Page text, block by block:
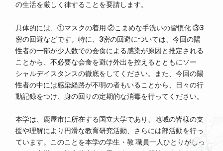
の生活を厳しく律することを要請します。
具体的には、①マスクの着用 ②こまめな手洗いの習慣化 ③3
密の回避などです。特に、3密の回避については、今回の陽
性者の一部が少人数での会食による感染が原因と推定される
ことから、不必要な会食を避け外出を控えるとともにソー
シャルデイスタンスの徹底をしてください。また、今回の陽
性者の中には感染経路が不明の者もいることから、日々の行
動記録をつけ、身の回りの定期的な消毒を行ってください。
本学は、鹿屋市に所在する国立大学であり、地域の皆様の支
援や理解により円滑な教育研究活動、さらには部活動を行っ
ています。このことを本学の学生・教 職員一人ひとりがしっ